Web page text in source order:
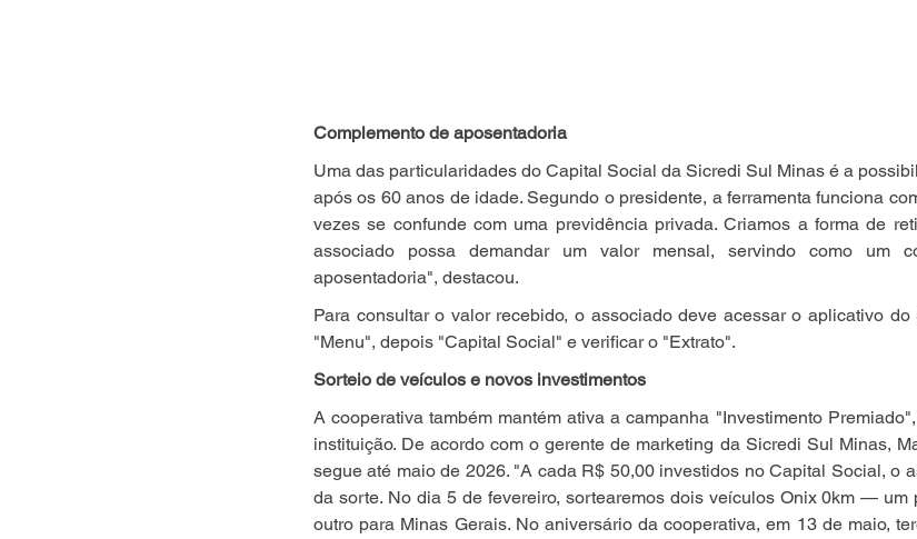
Complemento de aposentadoria
Uma das particularidades do Capital Social da Sicredi Sul Minas é a
após os 60 anos de idade. Segundo o presidente, a ferramenta funciona
vezes se confunde com uma previdência privada. Criamos a forma de
associado possa demandar um valor mensal, servindo como um
aposentadoria", destacou.
Para consultar o valor recebido, o associado deve acessar o aplicativo
"Menu", depois "Capital Social" e verificar o "Extrato".
Sorteio de veículos e novos investimentos
A cooperativa também mantém ativa a campanha "Investimento
instituição. De acordo com o gerente de marketing da Sicredi Sul Minas,
segue até maio de 2026. "A cada R$ 50,00 investidos no Capital Social, o
da sorte. No dia 5 de fevereiro, sortearemos dois veículos Onix 0km —
outro para Minas Gerais. No aniversário da cooperativa, em 13 de maio,